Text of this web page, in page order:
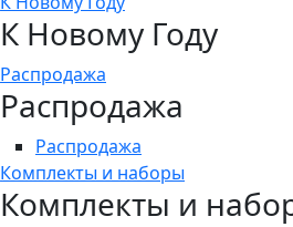
К Новому Году
Распродажа
Распродажа
Распродажа
Комплекты и наборы
Комплекты и